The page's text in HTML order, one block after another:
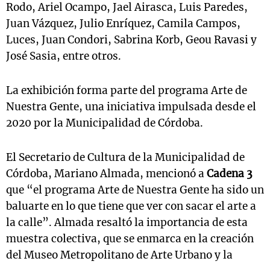
Rodo, Ariel Ocampo, Jael Airasca, Luis Paredes,
Juan Vázquez, Julio Enríquez, Camila Campos,
Luces, Juan Condori, Sabrina Korb, Geou Ravasi y
José Sasia, entre otros.
La exhibición forma parte del programa Arte de
Nuestra Gente, una iniciativa impulsada desde el
2020 por la Municipalidad de Córdoba.
El Secretario de Cultura de la Municipalidad de
Córdoba, Mariano Almada, mencionó aCadena 3
que “el programa Arte de Nuestra Gente ha sido un
baluarte en lo que tiene que ver con sacar el arte a
la calle”. Almada resaltó la importancia de esta
muestra colectiva, que se enmarca en la creación
del Museo Metropolitano de Arte Urbano y la